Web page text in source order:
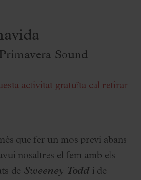
Sound
activitat gratuïta cal retirar
que fer un mos previ abans
nosaltres el fem amb els
de Sweeney Todd i de